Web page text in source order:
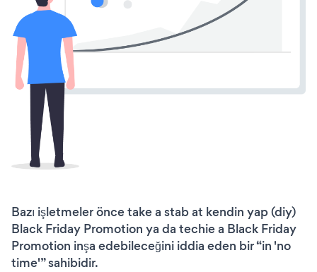
Bazı işletmeler önce take a stab at kendin yap (diy)
Black Friday Promotion ya da techie a Black Friday
Promotion inşa edebileceğini iddia eden bir “in 'no
time'” sahibidir.